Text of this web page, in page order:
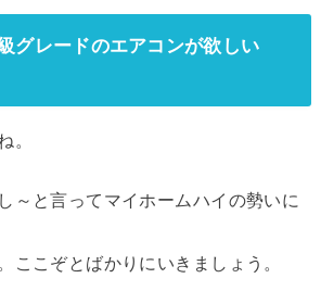
グレードのエアコンが欲しい
。
～と言ってマイホームハイの勢いに
ここぞとばかりにいきましょう。